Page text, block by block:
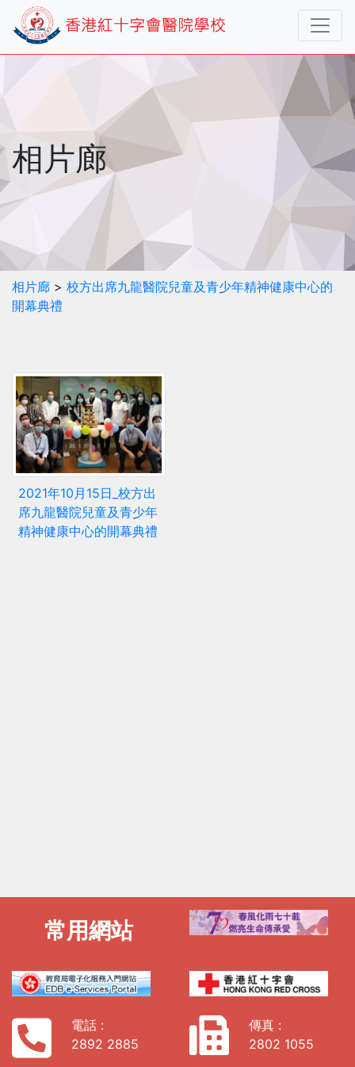
相片廊
相片廊 > 校方出席九龍醫院兒童及青少年精神健康中心的
開幕典禮
2021年10月15日_校方出
席九龍醫院兒童及青少年
精神健康中心的開幕典禮
常用網站
電話 :
2892 2885
傳真 :
2802 1055